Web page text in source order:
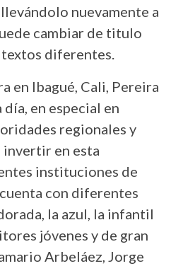
nuevamente a
cambiar de titulo
diferentes.
en Ibagué, Cali, Pereira
en especial en
regionales y
en esta
instituciones de
con diferentes
la azul, la infantil
jóvenes y de gran
Arbeláez, Jorge